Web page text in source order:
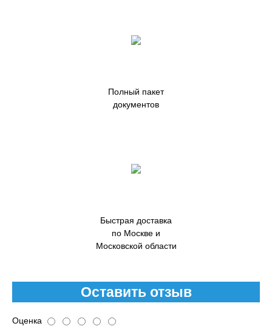
Полный пакет
документов
Быстрая доставка
по Москве и
Московской области
Оставить отзыв
Оценка